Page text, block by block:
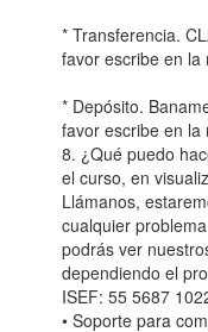
* Transferencia.
favor escribe en la
* Depósito.
favor escribe en la
8. ¿Qué puedo
el curso, en
Llámanos,
cualquier
podrás ver
dependiendo el
ISEF: 55 5687
• Soporte para